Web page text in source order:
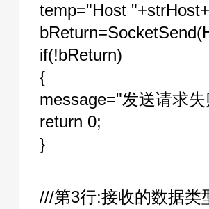
temp="Host
if(!bReturn)
{
message="发送请求
return 0;
}
///第3行:接收的数据类